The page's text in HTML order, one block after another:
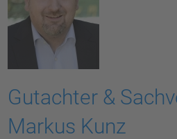
Gutachter &
Markus Kunz